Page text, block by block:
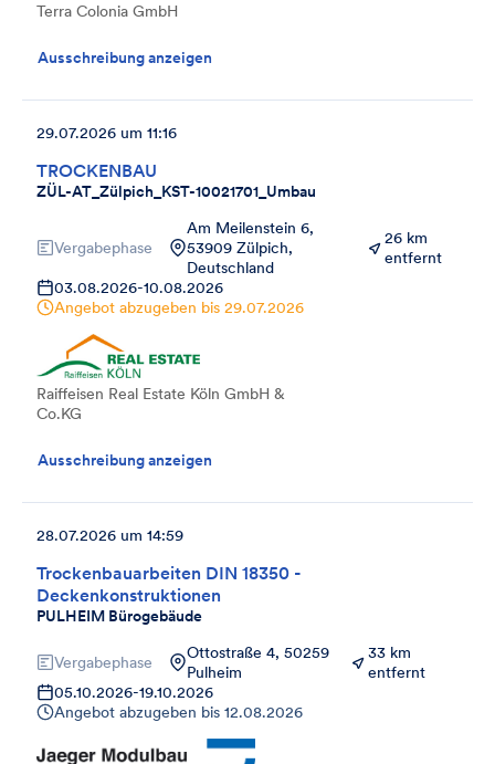
Terra Colonia GmbH
Ausschreibung anzeigen
TROCKENBAU
ZÜL-AT_Zülpich_KST-10021701_Umbau
29.07.2026 um 11:16
Vergabephase
Am Meilenstein 6,
53909 Zülpich,
Deutschland
26 km
entfernt
03.08.2026-10.08.2026
Angebot abzugeben bis 29.07.2026
Raiffeisen Real Estate Köln GmbH &
Co.KG
Ausschreibung anzeigen
Trockenbauarbeiten DIN 18350 -
Deckenkonstruktionen
PULHEIM Bürogebäude
28.07.2026 um 14:59
Vergabephase
Ottostraße 4, 50259
Pulheim
33 km
entfernt
05.10.2026-19.10.2026
Angebot abzugeben bis 12.08.2026